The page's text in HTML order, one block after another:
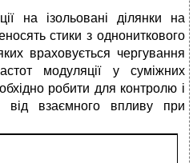
на ізольовані ділянки на
стики з однониткового
враховується чергування
модуляції у суміжних
робити для контролю і
від взаємного впливу при